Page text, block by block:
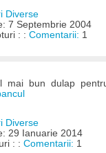
Diverse
7 Septembrie 2004
: : Comentarii: 1
mai bun dulap
Diverse
29 Ianuarie 2014
: : Comentarii: 1